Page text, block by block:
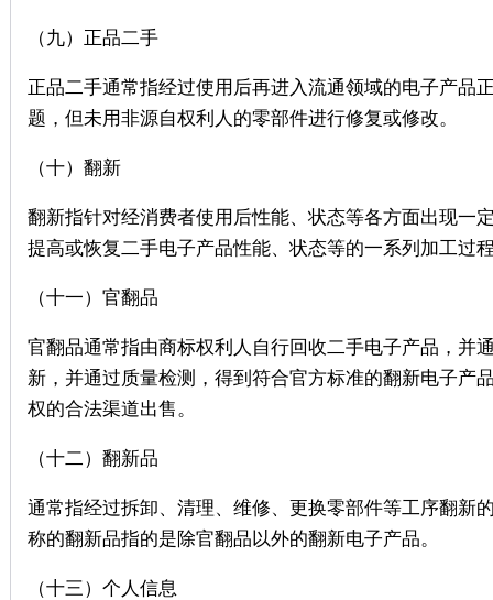
（九）正品二手
正品二手通常指经过使用后再进入流通领域的电子产品
题，但未用非源自权利人的零部件进行修复或修改。
（十）翻新
翻新指针对经消费者使用后性能、状态等各方面出现一
提高或恢复二手电子产品性能、状态等的一系列加工过
（十一）官翻品
官翻品通常指由商标权利人自行回收二手电子产品，并
新，并通过质量检测，得到符合官方标准的翻新电子产
权的合法渠道出售。
（十二）翻新品
通常指经过拆卸、清理、维修、更换零部件等工序翻新
称的翻新品指的是除官翻品以外的翻新电子产品。
（十三）个人信息